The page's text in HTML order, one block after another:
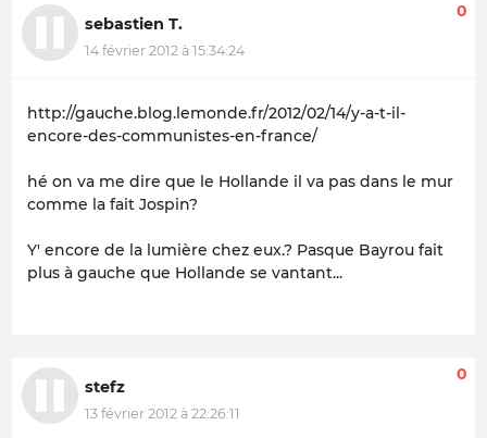
sebastien T.
14 février 2012 à 15:34:24
0
http://gauche.blog.lemonde.fr/2012/02/14/y-a-t-il-
encore-des-communistes-en-france/
hé on va me dire que le Hollande il va pas dans le mur
comme la fait Jospin?
Y' encore de la lumière chez eux.? Pasque Bayrou fait
plus à gauche que Hollande se vantant...
stefz
13 février 2012 à 22:26:11
0